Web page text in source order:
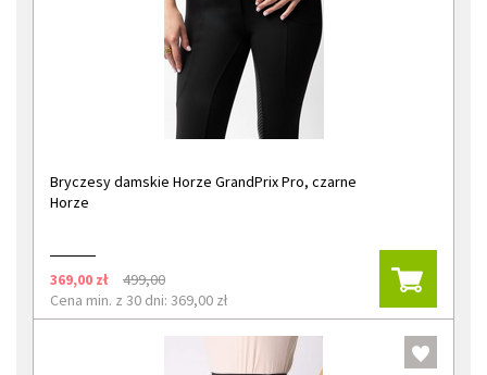
Bryczesy damskie Horze GrandPrix Pro, czarne
Horze
369,00 zł
499,00
Cena min. z 30 dni: 369,00 zł